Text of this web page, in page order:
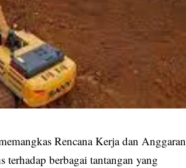
Rencana Kerja dan Anggaran
berbagai tantangan yang